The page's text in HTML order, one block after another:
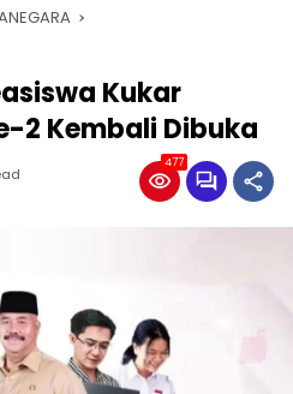
Kukar
2 Kembali Dibuka
477